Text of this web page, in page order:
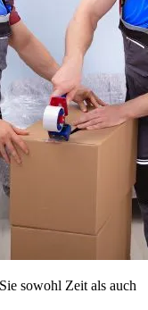
sowohl Zeit als auch